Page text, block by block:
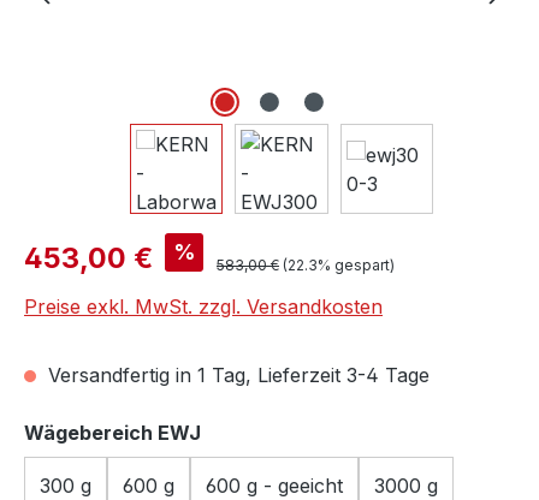
Verkaufspreis:
453,00 € % Regulärer Preis:
583,00 € (22.3% gespart)
Preise exkl. MwSt. zzgl. Versandkosten
Versandfertig in 1 Tag, Lieferzeit 3-4 Tage
Wägebereich EWJ
300 g 600 g 600 g - geeicht 3000 g